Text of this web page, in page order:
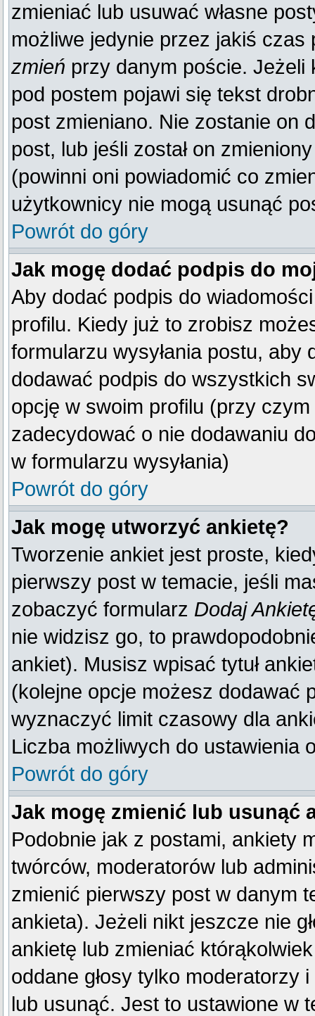
zmieniać lub usuwać własne
możliwe jedynie przez jakiś
zmień przy danym poście. Jeżeli
pod postem pojawi się tekst
post zmieniano. Nie zostanie on
post, lub jeśli został on
(powinni oni powiadomić co
użytkownicy nie mogą usunąć
Powrót do góry
Jak mogę dodać podpis do
Aby dodać podpis do
profilu. Kiedy już to zrobisz
formularzu wysyłania postu,
dodawać podpis do wszystkich
opcję w swoim profilu (przy
zadecydować o nie dodawaniu
w formularzu wysyłania)
Powrót do góry
Jak mogę utworzyć ankietę?
Tworzenie ankiet jest proste,
pierwszy post w temacie, jeśli
zobaczyć formularz Dodaj
nie widzisz go, to
ankiet). Musisz wpisać tytuł
(kolejne opcje możesz dodawać
wyznaczyć limit czasowy dla
Liczba możliwych do ustawienia
Powrót do góry
Jak mogę zmienić lub usunąć
Podobnie jak z postami, ankiety
twórców, moderatorów lub
zmienić pierwszy post w danym
ankieta). Jeżeli nikt jeszcze nie
ankietę lub zmieniać
oddane głosy tylko moderatorzy
lub usunąć. Jest to ustawione w